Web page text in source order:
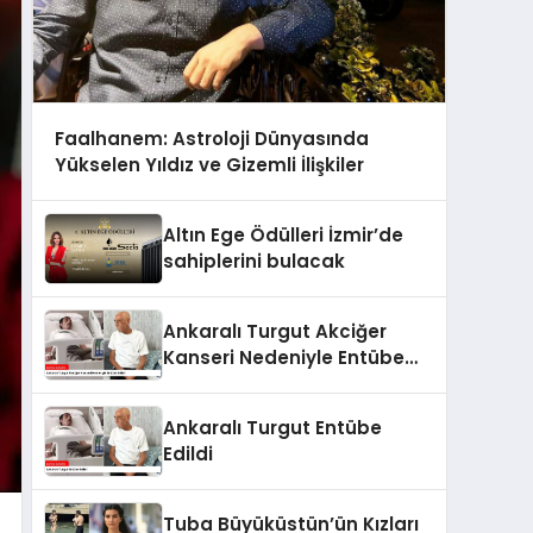
Faalhanem: Astroloji Dünyasında
Yükselen Yıldız ve Gizemli İlişkiler
Altın Ege Ödülleri İzmir’de
sahiplerini bulacak
Ankaralı Turgut Akciğer
Kanseri Nedeniyle Entübe
Ankaralı Turgut Entübe
Edildi
Tuba Büyüküstün’ün Kızları